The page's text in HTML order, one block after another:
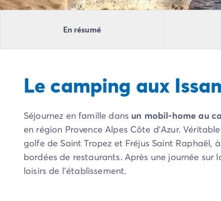
Camping Bidart
Camping Bretagne
Camping Saint-Malo
Camping Morbihan
Camping Centre-Val de Loire
Camping Indre-et-Loire
Camping Chenonceau
Camping Champagne-Ardenne
Camping Ardennes
Camping Corse
En résumé
Le camping aux
Séjournez en famille dans un mobil-home au
en région Provence Alpes Côte d’Azur.
golfe de Saint Tropez et Fréjus Saint Raphaël,
bordées de restaurants. Après une journée
loisirs de l’établissement.